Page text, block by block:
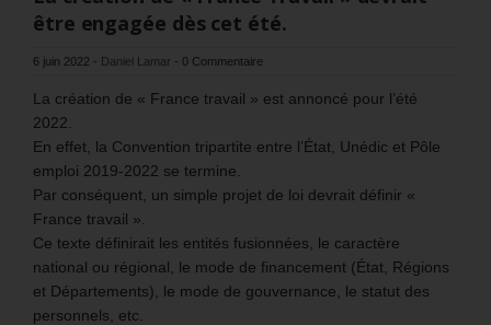
être engagée dès cet été.
6 juin 2022 - Daniel Lamar - 0 Commentaire
La création de « France travail » est annoncé pour l’été
2022.
En effet, la Convention tripartite entre l’État, Unédic et Pôle
emploi 2019-2022 se termine.
Par conséquent, un simple projet de loi devrait définir «
France travail ».
Ce texte définirait les entités fusionnées, le caractère
national ou régional, le mode de financement (État, Régions
et Départements), le mode de gouvernance, le statut des
personnels, etc.